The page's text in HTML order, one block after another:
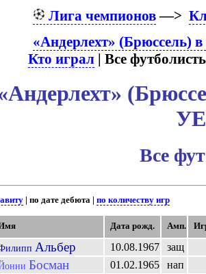
Лига чемпионов—>
«Андерлехт» (Брюссель)
Кто играл | Все
Все
| по дате дебюта |по количеству игр
Дата рожд. Амп.
Альбер 10.08.1967 защ
Босман 01.02.1965 нап